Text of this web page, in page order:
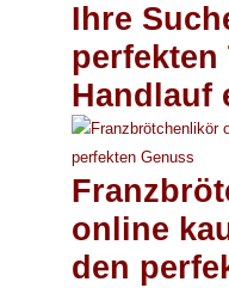
Ihre
perfekten
Handlauf
online
den